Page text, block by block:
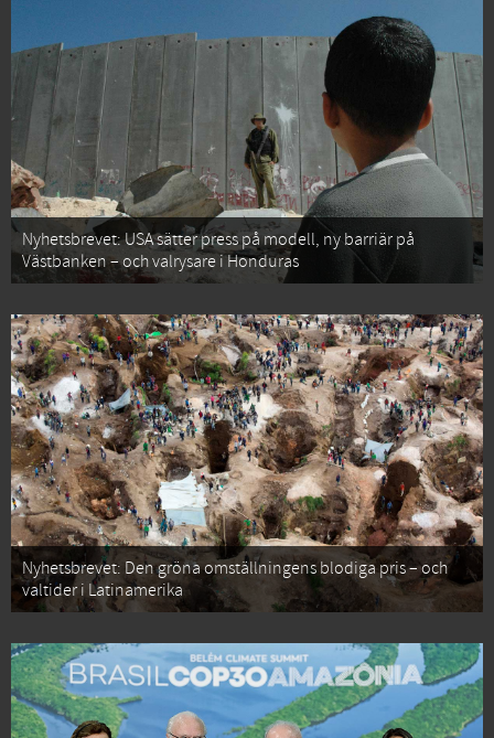
Nyhetsbrevet: USA sätter press på modell, ny barriär på
Västbanken – och valrysare i Honduras
Nyhetsbrevet: Den gröna omställningens blodiga pris – och
valtider i Latinamerika